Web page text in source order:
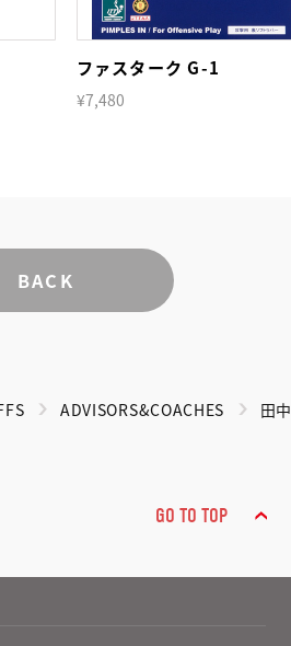
ファスターク G-1
¥7,480
BACK
ADVISORS&COACHES 田
GO TO TOP